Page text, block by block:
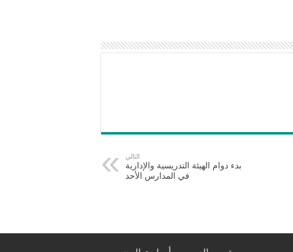
التالي
بدء دوام الهيئة التدريسية والإدارية
في المدارس الأحد